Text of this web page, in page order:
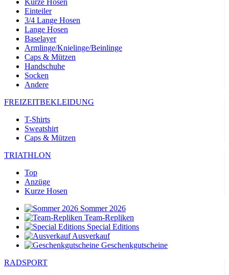
Kurze Hosen
Einteiler
3/4 Lange Hosen
Lange Hosen
Baselayer
Armlinge/Knielinge/Beinlinge
Caps & Mützen
Handschuhe
Socken
Andere
FREIZEITBEKLEIDUNG
T-Shirts
Sweatshirt
Caps & Mützen
TRIATHLON
Top
Anzüge
Kurze Hosen
Sommer 2026
Team-Repliken
Special Editions
Ausverkauf
Geschenkgutscheine
RADSPORT